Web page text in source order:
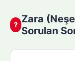
? Zara
Sorulan